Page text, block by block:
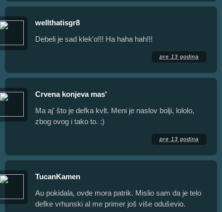
wellthatisgr8
Debeli je sad klek'o!!! Ha haha hah!!!
pre 13 godina
Crvena konjeva mas'
Ma aj' što je defka kvlt. Meni je naslov bolji, lololo,
zbog ovog i tako to. :)
pre 13 godina
TucanKamen
Au pokidala, ovde mora patrik. Mislio sam da je telo
defke vrhunski al me primer još više oduševio.